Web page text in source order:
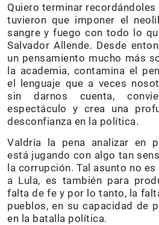
Quiero terminar recordándoles
tuvieron que imponer el
sangre y fuego con todo lo
Salvador Allende. Desde
un pensamiento mucho más
la academia, contamina el
el lenguaje que a veces
sin darnos cuenta,
espectáculo y crea una
desconfianza en la política.
Valdría la pena analizar en
está jugando con algo tan
la corrupción. Tal asunto no
a Lula, es también para
falta de fe y por lo tanto, la
pueblos, en su capacidad de
en la batalla política.